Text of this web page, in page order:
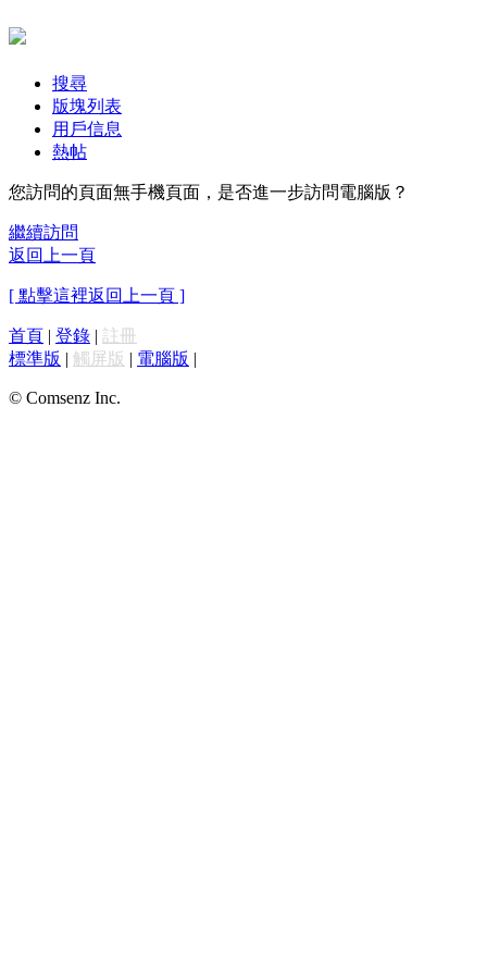
搜尋
版塊列表
用戶信息
熱帖
您訪問的頁面無手機頁面，是否進一步訪問電腦版？
繼續訪問
返回上一頁
[ 點擊這裡返回上一頁 ]
首頁 | 登錄 | 註冊
標準版 | 觸屏版 | 電腦版 |
© Comsenz Inc.